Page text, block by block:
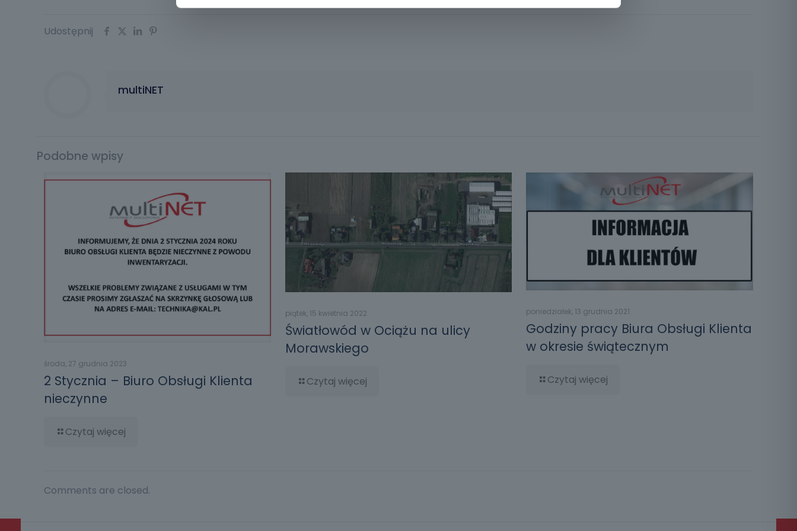
Udostępnij
multiNET
Podobne wpisy
środa, 27 grudnia 2023
2 Stycznia – Biuro Obsługi Klienta
nieczynne
Czytaj więcej
piątek, 15 kwietnia 2022
Światłowód w Ociążu na ulicy
Morawskiego
Czytaj więcej
poniedziałek, 13 grudnia 2021
Godziny pracy Biura Obsługi Klienta
w okresie świątecznym
Czytaj więcej
Comments are closed.